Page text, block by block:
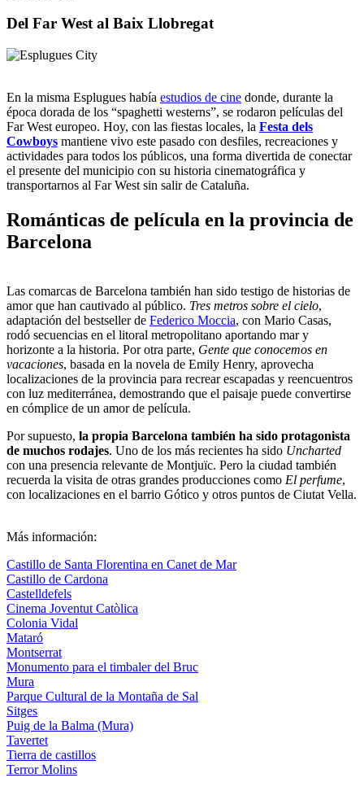
Del Far West al Baix Llobregat
En la misma Esplugues había estudios de cine donde, durante la
época dorada de los “spaghetti westerns”, se rodaron películas del
Far West europeo. Hoy, con las fiestas locales, la Festa dels
Cowboys mantiene vivo este pasado con desfiles, recreaciones y
actividades para todos los públicos, una forma divertida de conectar
el presente del municipio con su historia cinematográfica y
transportarnos al Far West sin salir de Cataluña.
Románticas de película en la provincia de
Barcelona
Las comarcas de Barcelona también han sido testigo de historias de
amor que han cautivado al público. Tres metros sobre el cielo,
adaptación del bestseller de Federico Moccia, con Mario Casas,
rodó secuencias en el litoral metropolitano aportando mar y
horizonte a la historia. Por otra parte, Gente que conocemos en
vacaciones, basada en la novela de Emily Henry, aprovecha
localizaciones de la provincia para recrear escapadas y reencuentros
con luz mediterránea, demostrando que el paisaje puede convertirse
en cómplice de un amor de película.
Por supuesto, la propia Barcelona también ha sido protagonista
de muchos rodajes. Uno de los más recientes ha sido Uncharted
con una presencia relevante de Montjuïc. Pero la ciudad también
recuerda la visita de otras grandes producciones como El perfume,
con localizaciones en el barrio Gótico y otros puntos de Ciutat Vella.
Más información:
Castillo de Santa Florentina en Canet de Mar
Castillo de Cardona
Castelldefels
Cinema Joventut Catòlica
Colonia Vidal
Mataró
Montserrat
Monumento para el timbaler del Bruc
Mura
Parque Cultural de la Montaña de Sal
Sitges
Puig de la Balma (Mura)
Tavertet
Tierra de castillos
Terror Molins